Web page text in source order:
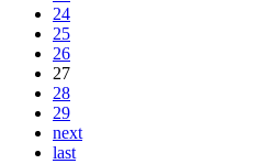
24
25
26
27
28
29
next
last